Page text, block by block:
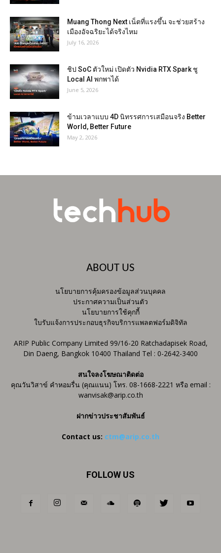
Muang Thong Next เน็ตที่แรงขึ้น จะช่วยสร้าง
เมืองอัจฉริยะได้จริงไหม
July 16, 2026
ชิป SoC ตัวใหม่ เปิดตัว Nvidia RTX Spark ชู
Local AI พกพาได้
June 5, 2026
ข้ามเวลาแบบ 4D นิทรรศการเสมือนจริง Better
World, Better Future
May 2, 2026
ABOUT US
นโยบายการคุ้มครองข้อมูลส่วนบุคคล
ประกาศความเป็นส่วนตัว
นโยบายการใช้คุกกี้
ใบรับแจ้งการประกอบธุรกิจบริการแพลตฟอร์มดิจิทัล
ARIP Public Company Limited 99/16-20 Ratchadapisek Road,
Din Daeng, Bangkok 10400 Thailand Tel : 0-2642-3400
สนใจลงโฆษณาติดต่อ
คุณวันวิสาข์ คำหอมรื่น (คุณแนน) โทร. 08-1668-2221 หรือ email :
wanvisak@arip.co.th
ฝากข่าวประชาสัมพันธ์
Contact us: ctm@arip.co.th
FOLLOW US